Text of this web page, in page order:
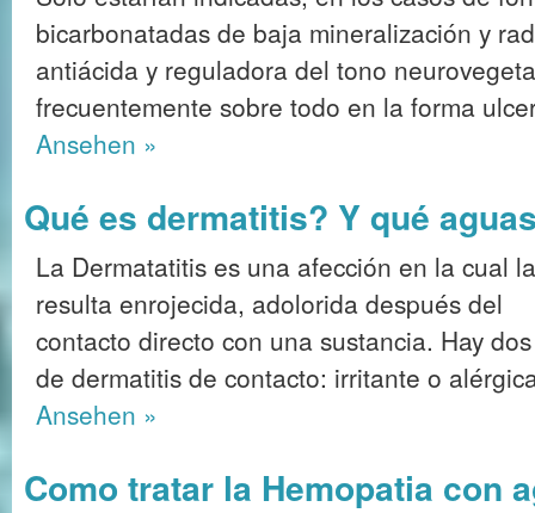
bicarbonatadas de baja mineralización y
antiácida y reguladora del tono
frecuentemente sobre todo en la forma
Ansehen »
Qué es dermatitis? Y qué
La Dermatatitis es una afección en la cual
resulta enrojecida, adolorida después del
contacto directo con una sustancia. Hay
de dermatitis de contacto: irritante o
Ansehen »
Como tratar la Hemopatia con